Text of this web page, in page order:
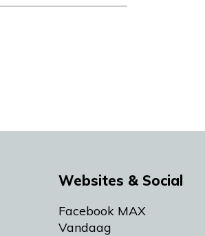
Websites & Social
Facebook MAX
Vandaag